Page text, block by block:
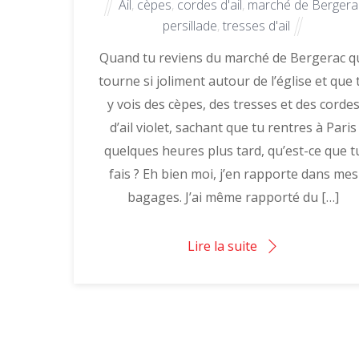
Ail, cèpes, cordes d'ail, marché de
persillade, tresses d'ail
Quand tu reviens du marché de Bergerac
tourne si joliment autour de l’église et que
y vois des cèpes, des tresses et des cordes
d’ail violet, sachant que tu rentres à Paris
quelques heures plus tard, qu’est-ce que
fais ? Eh bien moi, j’en rapporte dans mes
bagages. J’ai même rapporté du […]
Lire la suite